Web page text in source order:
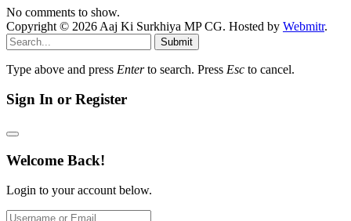
No comments to show.
Copyright © 2026 Aaj Ki Surkhiya MP CG. Hosted by Webmitr.
Submit
Type above and press Enterto search. Press Esc to cancel.
Sign In or Register
Welcome Back!
Login to your account below.